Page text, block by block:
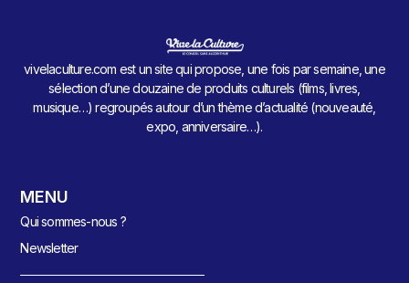
vivelaculture.com est un site qui propose, une fois par semaine, une
sélection d’une douzaine de produits culturels (films, livres,
musique…) regroupés autour d’un thème d’actualité (nouveauté,
expo, anniversaire…).
MENU
Qui sommes-nous ?
Newsletter